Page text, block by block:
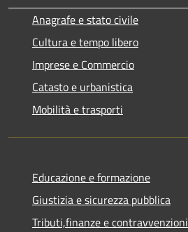
Anagrafe e stato civile
Cultura e tempo libero
Imprese e Commercio
Catasto e urbanistica
Mobilità e trasporti
Educazione e formazione
Giustizia e sicurezza pubblica
Tributi,finanze e contravvenzioni